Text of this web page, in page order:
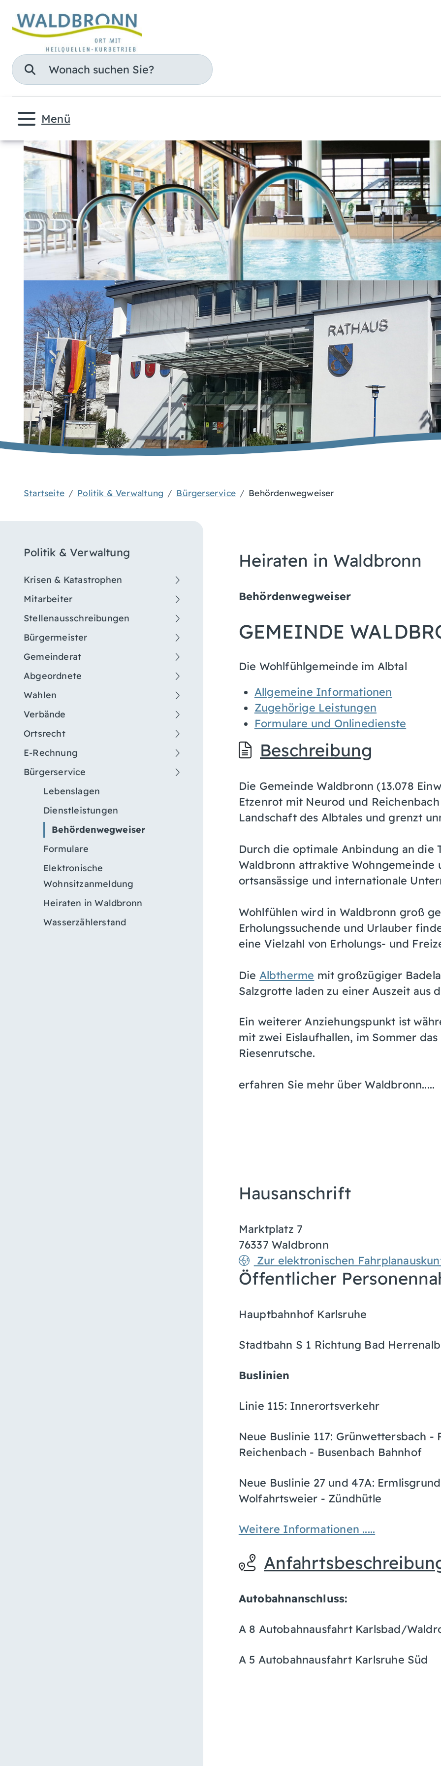
Suche
Menü
Startseite Politik & Verwaltung Bürgerservice Behördenwegweiser
Politik & Verwaltung
Krisen & Katastrophen
Mitarbeiter
Stellenausschreibungen
Bürgermeister
Gemeinderat
Abgeordnete
Wahlen
Verbände
Ortsrecht
E-Rechnung
Bürgerservice
Lebenslagen
Dienstleistungen
Behördenwegweiser
Formulare
Elektronische
Wohnsitzanmeldung
Heiraten in Waldbronn
Wasserzählerstand
Heiraten in Waldbronn
Behördenwegweiser
GEMEINDE
Die Wohlfühlgemeinde im Albtal
Allgemeine Informationen
Zugehörige Leistungen
Formulare und Onlinedienste
Beschreibung
Die Gemeinde Waldbronn (13.078
Etzenrot mit Neurod und
Landschaft des Albtales und grenzt
Durch die optimale Anbindung an die
Waldbronn attraktive
ortsansässige und internationale
Wohlfühlen wird in Waldbronn groß
Erholungssuchende und Urlauber
eine Vielzahl von Erholungs- und
Die Albtherme mit großzügiger
Salzgrotte laden zu einer Auszeit aus
Ein weiterer Anziehungspunkt ist
mit zwei Eislaufhallen, im Sommer
Riesenrutsche.
erfahren Sie mehr über Waldbronn.....
Hausanschrift
Marktplatz 7
76337 Waldbronn
Zur elektronischen
Öffentlicher
Hauptbahnhof Karlsruhe
Stadtbahn S 1 Richtung Bad
Buslinien
Linie 115: Innerortsverkehr
Neue Buslinie 117: Grünwettersbach
Reichenbach - Busenbach Bahnhof
Neue Buslinie 27 und 47A:
Wolfahrtsweier - Zündhütle
Weitere Informationen .....
Autobahnanschluss:
A 8 Autobahnausfahrt Karlsbad/
A 5 Autobahnausfahrt Karlsruhe Süd